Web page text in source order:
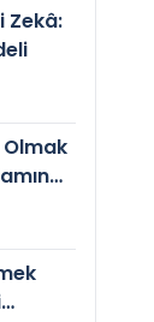
Zekâ: